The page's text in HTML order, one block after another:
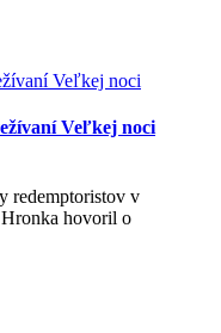
Veľkej noci
redemptoristov v
hovoril o